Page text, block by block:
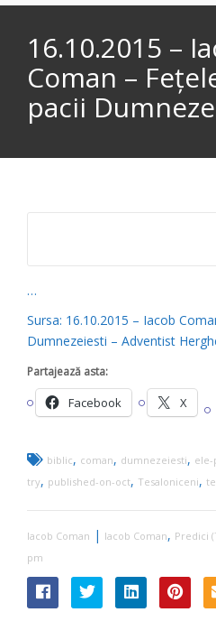
16.10.2015 –
Coman –
pacii
…
Sursa: 16.10.2015 – Iacob
Dumnezeiesti – Adventist
Partajează asta:
Facebook X
biblic, coman, dumnezeiesti, ele-
try, published-on-oct, Tesaloniceni,
Iacob Coman | Iacob Coman, Predici
pm